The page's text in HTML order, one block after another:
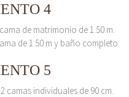
4
de matrimonio de 1.50 m.
de 1.50 m y baño completo.
5
camas individuales de 90 cm.